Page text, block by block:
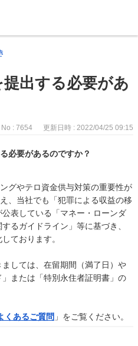
出する必要があ
No : 7654 更新日時 : 2022/04/25 09:15
必要があるのですか？
グやテロ資金供与対策の重要性が
、当社でも「犯罪による収益の移
表している「マネー・ローンダ
るガイドライン」等に基づき、
ております。
しては、在留期間（満了日）や
または「特別永住者証明書」の
くあるご質問 」をご覧ください。